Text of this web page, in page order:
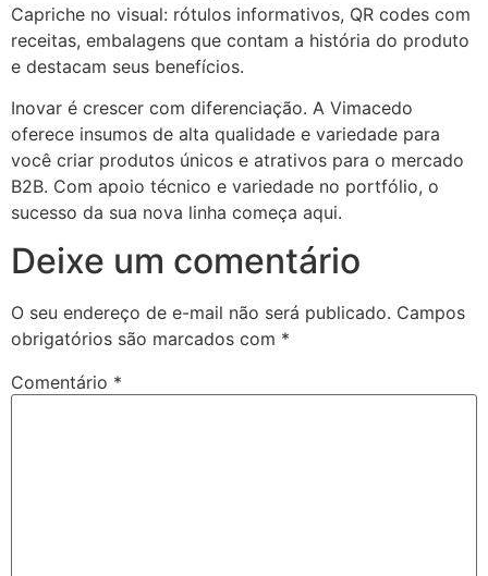
Capriche no visual: rótulos informativos, QR codes com
receitas, embalagens que contam a história do produto
e destacam seus benefícios.
Inovar é crescer com diferenciação. A Vimacedo
oferece insumos de alta qualidade e variedade para
você criar produtos únicos e atrativos para o mercado
B2B. Com apoio técnico e variedade no portfólio, o
sucesso da sua nova linha começa aqui.
Deixe um comentário
O seu endereço de e-mail não será publicado. Campos
obrigatórios são marcados com *
Comentário *